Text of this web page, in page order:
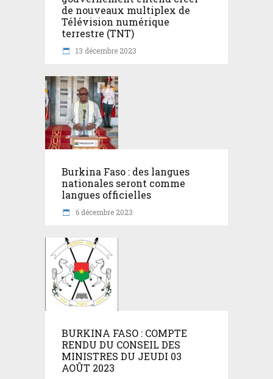
de nouveaux multiplex de
Télévision numérique
terrestre (TNT)
13 décembre 2023
Burkina Faso : des langues
nationales seront comme
langues officielles
6 décembre 2023
BURKINA FASO : COMPTE
RENDU DU CONSEIL DES
MINISTRES DU JEUDI 03
AOÛT 2023